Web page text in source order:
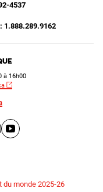
4537
1.888.289.9162
à 16h00
du monde 2025-26